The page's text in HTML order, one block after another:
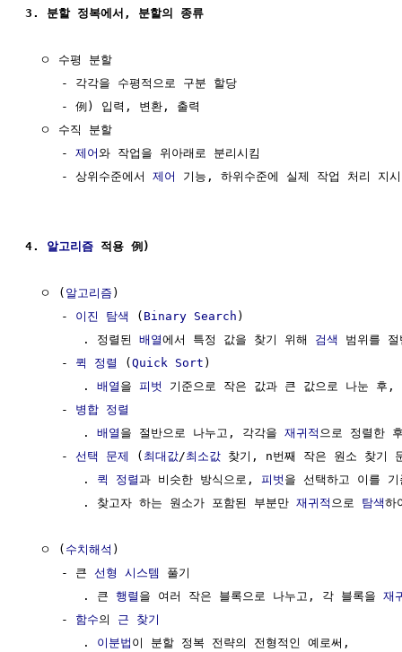
3. 분할 정복에서, 분할의 종류
  ㅇ 수평 분할
     - 각각을 수평적으로 구분 할당
     - 例) 입력, 변환, 출력
  ㅇ 수직 분할
     -
제어와 작업을 위아래로 분리시킴
     - 상위수준에서
제어 기능, 하위수준에 실제 작업 처리 지시
4. 알고리즘 적용 例)
  ㅇ (
알고리즘 )
     -
이진 탐색 ( Binary Search )
        . 정렬된
배열에서 특정 값을 찾기 위해 검색
범위를
     -
퀵 정렬 (Quick Sort )
        .
배열 을 피벗
기준으로 작은 값과 큰 값으로 나눈 후
     -
병합 정렬
        .
배열 을 절반으로 나누고, 각각을 재귀적 으로 정렬한
     -
선택 문제 ( 최대값/최소값 찾기, n번째 작은 원소 찾기
        .
퀵 정렬과 비슷한 방식으로, 피벗 을 선택하고 이를
        . 찾고자 하는 원소가 포함된 부분만
재귀적 으로 탐색
  ㅇ (
수치해석 )
     - 큰
선형 시스템
풀기
        . 큰
행렬 을 여러 작은 블록으로 나누고, 각 블록을 재
     -
함수의 근 찾기
        .
이분법 이 분할 정복 전략의 전형적인 예로써,